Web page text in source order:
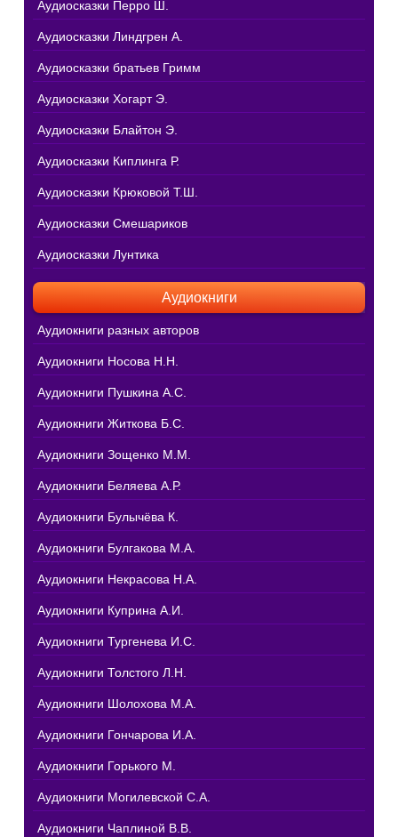
Аудиосказки Перро Ш.
Аудиосказки Линдгрен А.
Аудиосказки братьев Гримм
Аудиосказки Хогарт Э.
Аудиосказки Блайтон Э.
Аудиосказки Киплинга Р.
Аудиосказки Крюковой Т.Ш.
Аудиосказки Смешариков
Аудиосказки Лунтика
Аудиокниги
Аудиокниги разных авторов
Аудиокниги Носова Н.Н.
Аудиокниги Пушкина А.С.
Аудиокниги Житкова Б.С.
Аудиокниги Зощенко М.М.
Аудиокниги Беляева А.Р.
Аудиокниги Булычёва К.
Аудиокниги Булгакова М.А.
Аудиокниги Некрасова Н.А.
Аудиокниги Куприна А.И.
Аудиокниги Тургенева И.С.
Аудиокниги Толстого Л.Н.
Аудиокниги Шолохова М.А.
Аудиокниги Гончарова И.А.
Аудиокниги Горького М.
Аудиокниги Могилевской С.А.
Аудиокниги Чаплиной В.В.